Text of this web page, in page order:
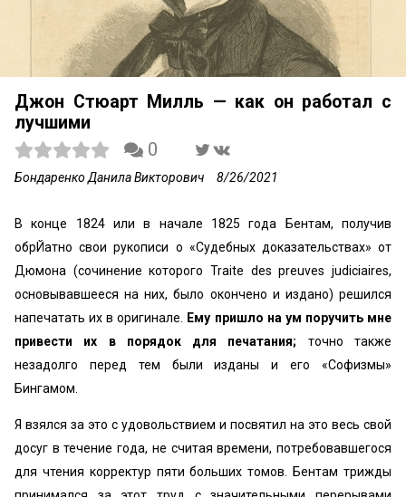
Джон Стюарт Милль — как он работал с
лучшими
0
Бондаренко Данила Викторович 8/26/2021
В конце 1824 или в начале 1825 года Бентам, получив
обрЙатно свои рукописи о «Судебных доказательствах» от
Дюмона (сочинение которого Traite des preuves judiciaires,
основывавшееся на них, было окончено и издано) решился
напечатать их в оригинале.
Ему пришло на ум поручить мне
привести их в порядок для печатания; точно также
незадолго перед тем были изданы и его «Софизмы»
Бингамом.
Я взялся за это с удовольствием и посвятил на это весь свой
досуг в течение года, не считая времени, потребовавшегося
для чтения корректур пяти больших томов. Бентам трижды